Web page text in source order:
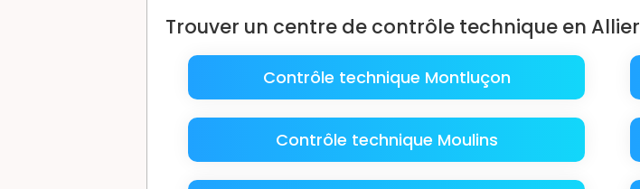
Trouver un centre de contrôle technique en Allier
Contrôle technique Montluçon
Contrôle technique Moulins